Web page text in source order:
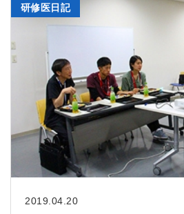
研修医日記
2019.04.20